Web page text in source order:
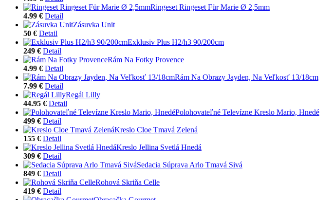
Ringeset Ringeset Für Marie Ø 2,5mm
4.99 € Detail
Zásuvka Unit
50 € Detail
Exklusiv Plus H2/h3 90/200cm
249 € Detail
Rám Na Fotky Provence
4.99 € Detail
Rám Na Obrazy Jayden, Na Veľkosť 13/18cm
7.99 € Detail
Regál Lilly
44.95 € Detail
Polohovateľné Televízne Kreslo Mario, Hnedé
499 € Detail
Kreslo Cloe Tmavá Zelená
155 € Detail
Kreslo Jellina Svetlá Hnedá
309 € Detail
Sedacia Súprava Arlo Tmavá Sivá
849 € Detail
Rohová Skriňa Celle
419 € Detail